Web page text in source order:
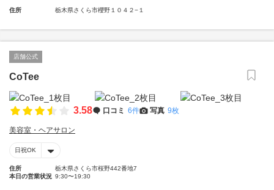
住所 栃木県さくら市櫻野１０４２−１
店舗公式
CoTee
3.58 口コミ 6件 写真 9枚
美容室・ヘアサロン
日祝OK
住所
栃木県さくら市桜野442番地7
本日の営業状況 9:30〜19:30